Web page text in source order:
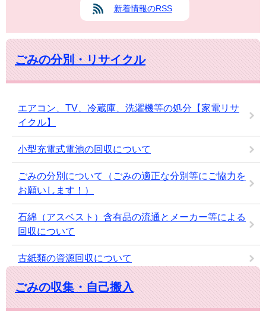
新着情報のRSS
ごみの分別・リサイクル
エアコン、TV、冷蔵庫、洗濯機等の処分【家電リサ
イクル】
小型充電式電池の回収について
ごみの分別について（ごみの適正な分別等にご協力を
お願いします！）
石綿（アスベスト）含有品の流通とメーカー等による
回収について
古紙類の資源回収について
ごみの収集・自己搬入